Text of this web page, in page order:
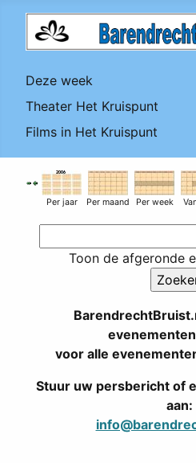
Deze week
Theater Het Kruispunt
Films in Het Kruispunt
Per jaar Per maand Per week
Toon de afgeronde
voor alle
Stuur uw persbericht of
aan: